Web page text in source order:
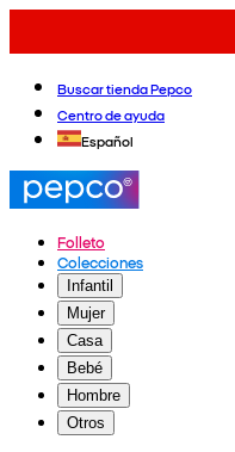
Buscar tienda Pepco
Centro de ayuda
Español
Folleto
Colecciones
Infantil
Mujer
Casa
Bebé
Hombre
Otros